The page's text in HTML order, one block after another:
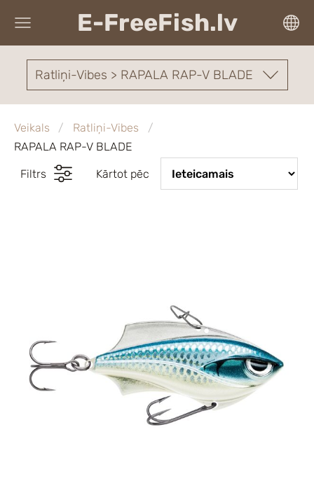
E-FreeFish.lv
Ratliņi-Vibes > RAPALA RAP-V BLADE
Veikals
Ratliņi-Vibes
RAPALA RAP-V BLADE
Filtrs Kārtot pēc